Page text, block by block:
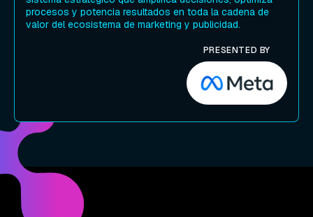
procesos y potencia resultados en toda la cadena de
valor del ecosistema de marketing y publicidad.
PRESENTED BY